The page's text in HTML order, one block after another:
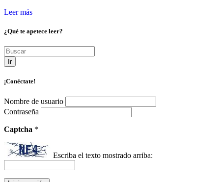
Leer más
¿Qué te apetece leer?
Ir
¡Conéctate!
Nombre de usuario
Contraseña
Captcha *
Escriba el texto mostrado arriba: